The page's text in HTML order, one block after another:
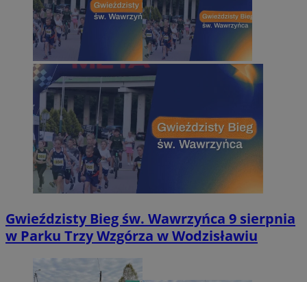
Gwieździsty Bieg św. Wawrzyńca 9 sierpnia
w Parku Trzy Wzgórza w Wodzisławiu